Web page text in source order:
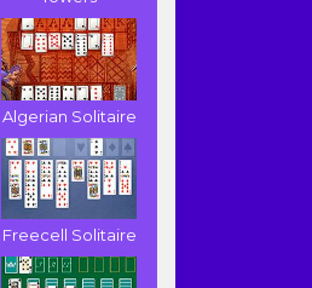
Algerian Solitaire
Freecell Solitaire